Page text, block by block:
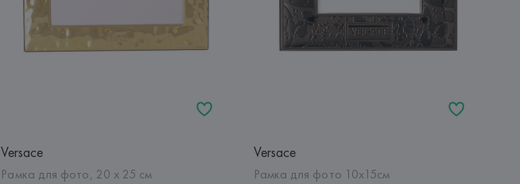
Versace
Рамка для фото, 20 х 25 см
Versace
Рамка для фото 10х15см